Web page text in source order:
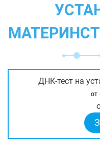
ДНК-тест на
от